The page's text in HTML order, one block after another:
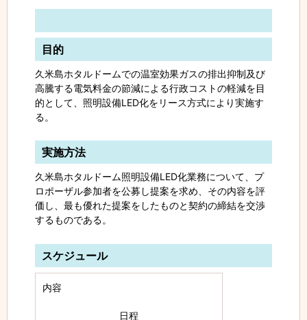
目的
久米島ホタルドームでの温室効果ガスの排出抑制及び
高騰する電気料金の節減による行政コストの軽減を目
的として、照明設備LED化をリース方式により実施す
る。
実施方法
久米島ホタルドーム照明設備LED化業務について、プ
ロポーザル参加者を公募し提案を求め、その内容を評
価し、最も優れた提案をしたものと契約の締結を交渉
するものである。
スケジュール
内容
日程